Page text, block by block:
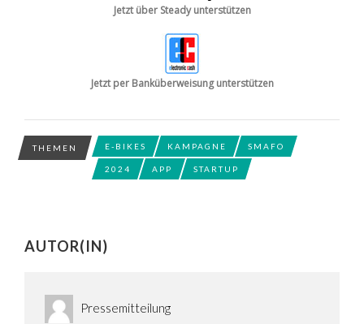
Jetzt über Steady unterstützen
Jetzt per Banküberweisung unterstützen
THEMEN E-BIKES KAMPAGNE SMAFO
2024 APP STARTUP
AUTOR(IN)
Pressemitteilung